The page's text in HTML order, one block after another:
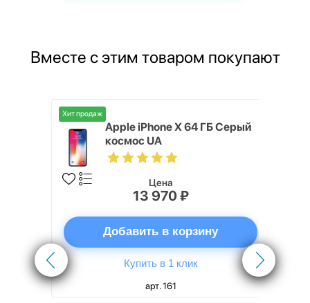
Вместе с этим товаром покупают
Хит продаж
Apple iPhone X 64 ГБ Серый
космос UA
Цена
13 970 ₽
Добавить в корзину
Купить в 1 клик
арт. 161